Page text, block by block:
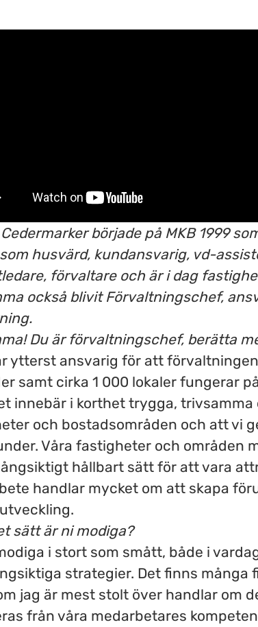
började på MKB 1999
husvärd, kundansvarig, vd-
förvaltare och är i dag
också blivit Förvaltningschef,
Du är förvaltningschef, berätta
ytterst ansvarig för att
samt cirka 1 000 lokaler fungerar
innebär i korthet trygga, trivsamma
och bostadsområden och att vi
Våra fastigheter och områden
hållbart sätt för att vara
handlar mycket om att skapa
sätt är ni modiga?
i stort som smått, både i
strategier. Det finns många
jag är mest stolt över handlar om
från våra medarbetares